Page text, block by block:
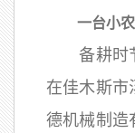
一台小农
备耕时节
在佳木斯市
德机械制造